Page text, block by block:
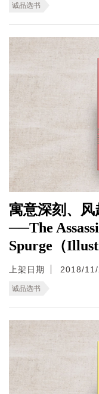
诚品选书
寓意深刻、
──The
Spurge（
上架日期 2018/
诚品选书